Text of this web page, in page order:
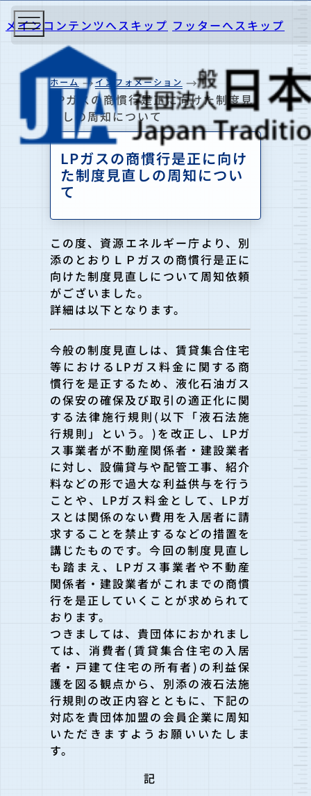
メインコンテンツへスキップ フッターへスキップ
ホーム インフォメーション
LPガスの商慣行是正に向けた制度見
直しの周知について
LPガスの商慣行是正に向け
た制度見直しの周知につい
て
この度、資源エネルギー庁より、別
添のとおりＬＰガスの商慣行是正に
向けた制度見直しについて周知依頼
がございました。
詳細は以下となります。
今般の制度見直しは、賃貸集合住宅
等におけるLPガス料金に関する商
慣行を是正するため、液化石油ガス
の保安の確保及び取引の適正化に関
する法律施行規則(以下「液石法施
行規則」という。)を改正し、LPガ
ス事業者が不動産関係者・建設業者
に対し、設備貸与や配管工事、紹介
料などの形で過大な利益供与を行う
ことや、LPガス料金として、LPガ
スとは関係のない費用を入居者に請
求することを禁止するなどの措置を
講じたものです。今回の制度見直し
も踏まえ、LPガス事業者や不動産
関係者・建設業者がこれまでの商慣
行を是正していくことが求められて
おります。
つきましては、貴団体におかれまし
ては、消費者(賃貸集合住宅の入居
者・戸建て住宅の所有者)の利益保
護を図る観点から、別添の液石法施
行規則の改正内容とともに、下記の
対応を貴団体加盟の会員企業に周知
いただきますようお願いいたしま
す。
記